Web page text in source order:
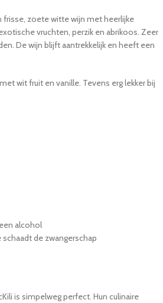
frisse, zoete witte wijn met heerlijke
vruchten, perzik en abrikoos. Zeer
De wijn blijft aantrekkelijk en heeft een
wit fruit en vanille. Tevens erg lekker bij
alcohol
de zwangerschap
is simpelweg perfect. Hun culinaire